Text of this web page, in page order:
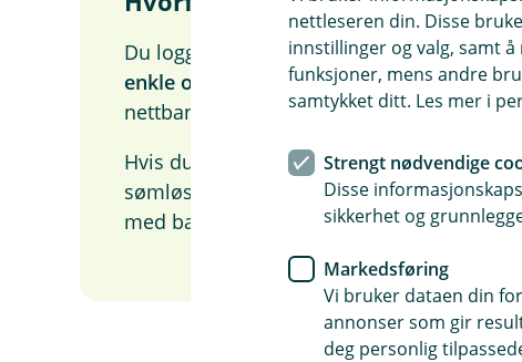
Du logger inn med BankID fordi det er
enkle og trygge innloggingendu allerede
nettbanken – ingen nye passord du må
Hvis du er kunde i en Eika-bank kan du
sømløst mellom regnskapsprogrammet
med bare ett klikk.
nettleseren din. Disse
innstillinger og valg, samt
funksjoner, mens andre
samtykket ditt. Les mer i
Strengt nødvendige
Disse
sikkerhet og
Markedsføring
Vi bruker dataen din
annonser som gir
deg personlig